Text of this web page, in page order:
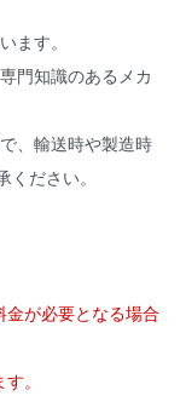
ます。
門知識のあるメカ
、輸送時や製造時
ださい。
が必要となる場合
。